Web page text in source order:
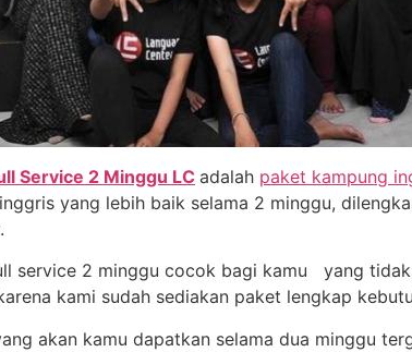
Service 2 Minggu LC adalah paket kampung
yang lebih baik selama 2 minggu,
service 2 minggu cocok bagi kamu yang
kami sudah sediakan paket lengkap
akan kamu dapatkan selama dua minggu